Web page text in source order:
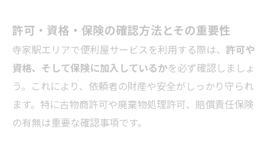
寺家駅周辺エリアについて
店舗概要
関連エリア
対応地域
許可・資格・保険の確認方法とその重要性
寺家駅エリアで便利屋サービスを利用する際は、 許可や
資格、そして保険に加入しているかを必ず確認しましょ
う。これにより、依頼者の財産や安全がしっかり守られ
ます。特に古物商許可や廃棄物処理許可、賠償責任保険
の有無は重要な確認事項です。